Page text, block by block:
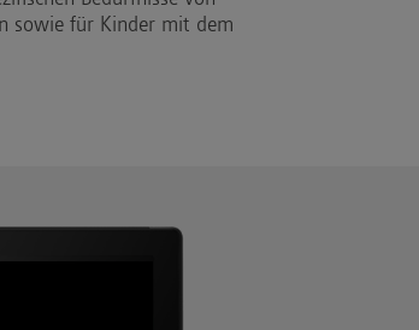
sowie für Kinder mit dem